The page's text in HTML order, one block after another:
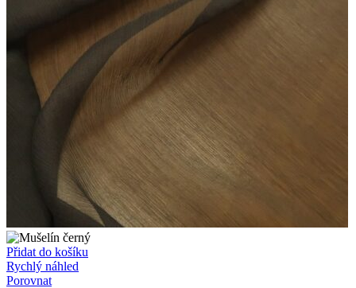
Přidat do košíku
Rychlý náhled
Porovnat